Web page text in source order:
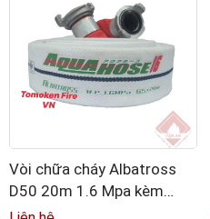
Vòi chữa cháy Albatross
D50 20m 1.6 Mpa kèm
khớp nối Nhôm tiêu chuẩn